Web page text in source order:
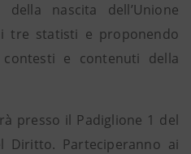
nascita dell’Unione
tre statisti e proponendo
e contenuti della
presso il Padiglione 1 del
Diritto. Parteciperanno ai